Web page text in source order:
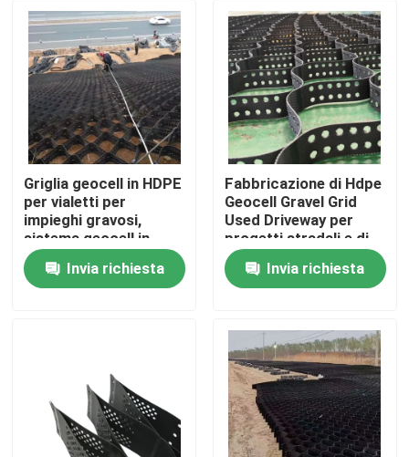
Video
Mostra VR
Chi siamo
Fatory Tour
Controllo di qualità
Richiedere un preventivo
Geotessuto Geogrid
dell'erosione Ghiaia
Autostrada
Griglia geocell in HDPE
per vialetti per
impieghi gravosi,
sistema geocell in
plastica per la
stabilizzazione del
terreno e il rinforzo
Invia richiesta
Fabbricazione di Hdpe
Geocell Gravel Grid
Used Driveway per
progetti stradali e di
accesso
Invia richiesta